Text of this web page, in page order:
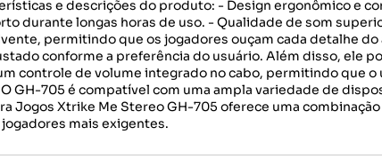
e descrições do produto: - Design ergonômico e
durante longas horas de uso. - Qualidade de som
permitindo que os jogadores ouçam cada detalhe
conforme a preferência do usuário. Além disso, ele
controle de volume integrado no cabo, permitindo que
705 é compatível com uma ampla variedade de
Jogos Xtrike Me Stereo GH-705 oferece uma
mais exigentes.